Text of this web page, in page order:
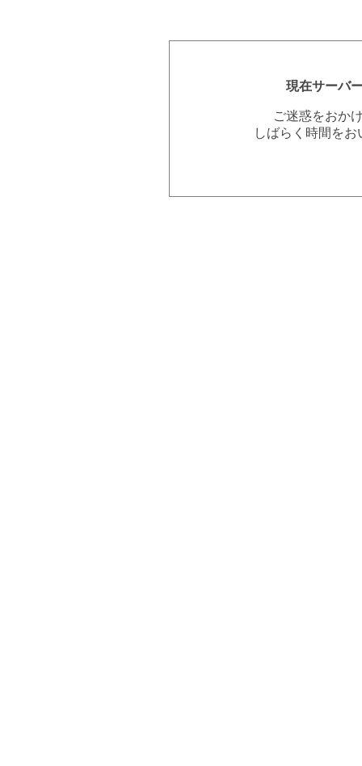
現在サーバ
ご迷惑をおか
しばらく時間を